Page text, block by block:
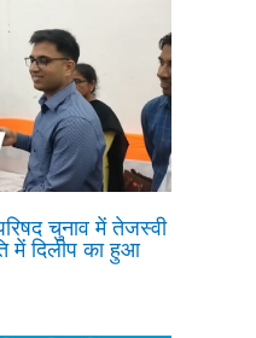
चुनाव में तेजस्वी
में दिलीप का हुआ